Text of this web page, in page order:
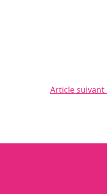
Article suivant